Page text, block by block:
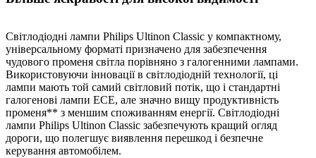
Світлодіодні лампи Philips Ultinon Classic у компактному,
універсальному форматі призначено для забезпечення
чудового променя світла порівняно з галогенними лампами.
Використовуючи інновації в світлодіодній технології, ці
лампи мають той самий світловий потік, що і стандартні
галогенові лампи ECE, але значно вищу продуктивність
променя** з меншим споживанням енергії. Світлодіодні
лампи Philips Ultinon Classic забезпечують кращий огляд
дороги, що полегшує виявлення перешкод і безпечне
керування автомобілем.